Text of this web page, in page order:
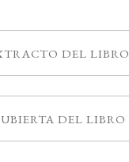
DEL LIBRO
DEL LIBRO